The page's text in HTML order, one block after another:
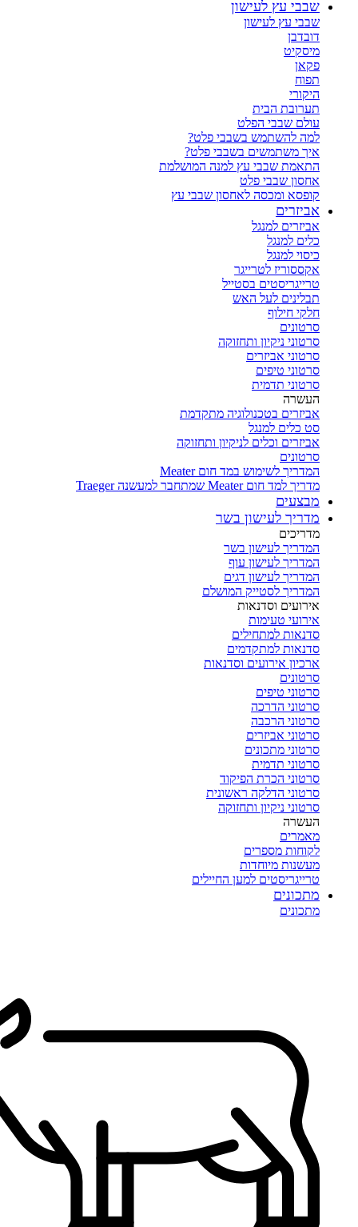
שבבי עץ לעישון
שבבי עץ לעישון
דובדבן
מיסקיט
פקאן
תפוח
היקורי
תערובת הבית
עולם שבבי הפלט
למה להשתמש בשבבי פלט?
איך משתמשים בשבבי פלט?
התאמת שבבי עץ למנה המושלמת
אחסון שבבי פלט
קופסא ומכסה לאחסון שבבי עץ
אביזרים
אביזרים למנגל
כלים למנגל
כיסוי למנגל
אקססוריז לטרייגר
טרייגריסטים בסטייל
תבלינים לעל האש
חלקי חילוף
סרטונים
סרטוני ניקיון ותחזוקה
סרטוני אביזרים
סרטוני טיפים
סרטוני תדמית
העשרה
אביזרים בטכנולוגיה מתקדמת
סט כלים למנגל
אביזרים וכלים לניקיון ותחזוקה
סרטונים
המדריך לשימוש במד חום Meater
מדריך למד חום Meater שמתחבר למעשנה Traeger
מבצעים
מדריך לעישון בשר
מדריכים
המדריך לעישון בשר
המדריך לעישון עוף
המדריך לעישון דגים
המדריך לסטייק המושלם
אירועים וסדנאות
אירועי טעימות
סדנאות למתחילים
סדנאות למתקדמים
ארכיון אירועים וסדנאות
סרטונים
סרטוני טיפים
סרטוני הדרכה
סרטוני הרכבה
סרטוני אביזרים
סרטוני מתכונים
סרטוני תדמית
סרטוני הכרת הפיקוד
סרטוני הדלקה ראשונית
סרטוני ניקיון ותחזוקה
העשרה
מאמרים
לקוחות מספרים
מעשנות מיוחדות
טרייגריסטים למען החיילים
מתכונים
מתכונים